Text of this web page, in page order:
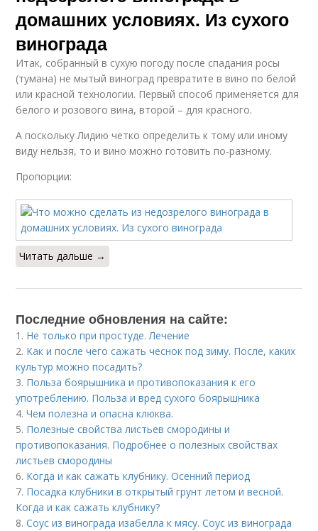
домашних условиях. Из сухого
винограда
Итак, собранный в сухую погоду после спадания росы
(тумана) не мытый виноград превратите в вино по белой
или красной технологии. Первый способ применяется для
белого и розового вина, второй – для красного.
А поскольку Лидию четко определить к тому или иному
виду нельзя, то и вино можно готовить по-разному.
Пропорции:
Читать дальше →
Последние обновления на сайте:
1. Не только при простуде. Лечение
2. Как и после чего сажать чеснок под зиму. После, каких
культур можно посадить?
3. Польза боярышника и противопоказания к его
употреблению. Польза и вред сухого боярышника
4.Чем полезна и опасна клюква.
5. Полезные свойства листьев смородины и
противопоказания. Подробнее о полезных свойствах
листьев смородины
6. Когда и как сажать клубнику. Осенний период
7. Посадка клубники в открытый грунт летом и весной.
Когда и как сажать клубнику?
8.Соус из винограда изабелла к мясу. Соус из винограда